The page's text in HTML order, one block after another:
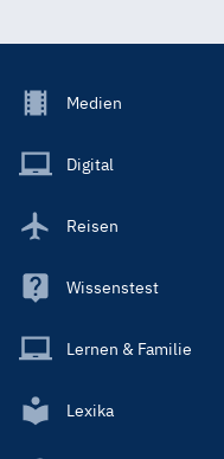
Footer
Main
Medien
Digital
Reisen
Wissenstest
Lernen & Familie
Lexika